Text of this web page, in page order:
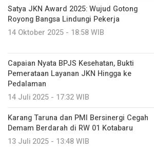
Satya JKN Award 2025: Wujud Gotong
Royong Bangsa Lindungi Pekerja
14 Oktober 2025 - 18:58 WIB
Capaian Nyata BPJS Kesehatan, Bukti
Pemerataan Layanan JKN Hingga ke
Pedalaman
14 Juli 2025 - 17:32 WIB
Karang Taruna dan PMI Bersinergi Cegah
Demam Berdarah di RW 01 Kotabaru
13 Juli 2025 - 13:48 WIB